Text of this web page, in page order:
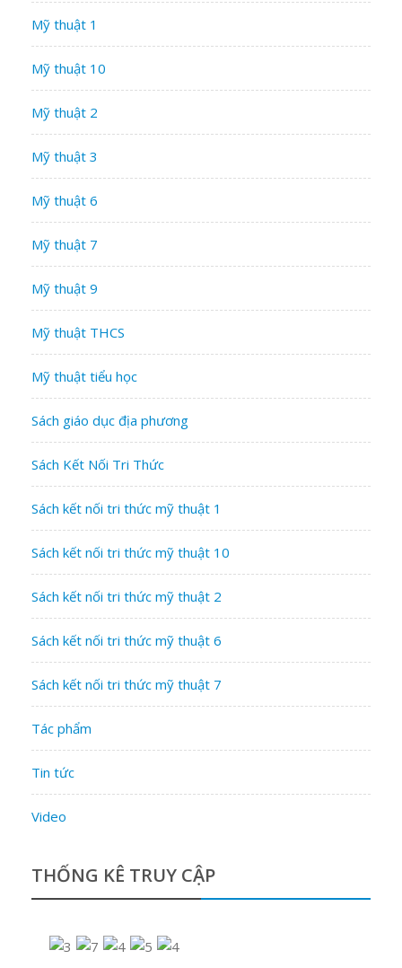
Mỹ thuật 1
Mỹ thuật 10
Mỹ thuật 2
Mỹ thuật 3
Mỹ thuật 6
Mỹ thuật 7
Mỹ thuật 9
Mỹ thuật THCS
Mỹ thuật tiểu học
Sách giáo dục địa phương
Sách Kết Nối Tri Thức
Sách kết nối tri thức mỹ thuật 1
Sách kết nối tri thức mỹ thuật 10
Sách kết nối tri thức mỹ thuật 2
Sách kết nối tri thức mỹ thuật 6
Sách kết nối tri thức mỹ thuật 7
Tác phẩm
Tin tức
Video
THỐNG KÊ TRUY CẬP